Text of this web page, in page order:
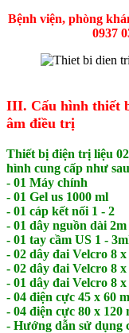
Bệnh viện, phòng
0937
III. Cấu hình thiết
âm điều trị
Thiết bị điện trị liệu
hình cung cấp như
- 01 Máy chính
- 01 Gel us 1000 ml
- 01 cáp kết nối 1 - 2
- 01 dây nguồn dài 2m
- 01 tay cầm US 1 -
- 02 dây đai Velcro 8 x
- 02 dây đai Velcro 8 x
- 01 dây đai Velcro 8 x
- 04 điện cực 45 x 60
- 04 điện cực 80 x 120
- Hướng dẫn sử dụng